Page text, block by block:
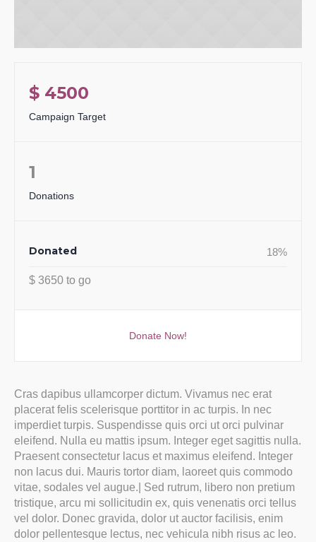
$ 4500
Campaign Target
1
Donations
Donated 18%
$ 3650 to go
Donate Now!
Cras dapibus ullamcorper dictum. Vivamus nec erat
placerat felis scelerisque porttitor in ac turpis. In nec
imperdiet turpis. Suspendisse quis orci ut orci pulvinar
eleifend. Nulla eu mattis ipsum. Integer eget sagittis nulla.
Praesent consectetur lacus et maximus eleifend. Integer
non lacus dui. Mauris tortor diam, laoreet quis commodo
vitae, sodales vel augue.| Sed rutrum, libero non pretium
tristique, arcu mi sollicitudin ex, quis venenatis orci tellus
vel dolor. Donec gravida, dolor ut auctor facilisis, enim
dolor pellentesque lectus, nec vehicula nibh risus ac leo.